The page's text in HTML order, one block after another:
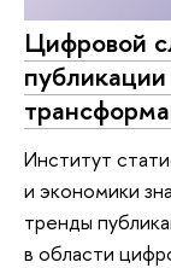
Цифровой
Институт
и экономики
тренды
в области